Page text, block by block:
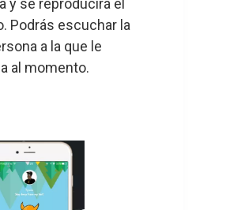
y se reproducirá el
Podrás escuchar la
a la que le
al momento.